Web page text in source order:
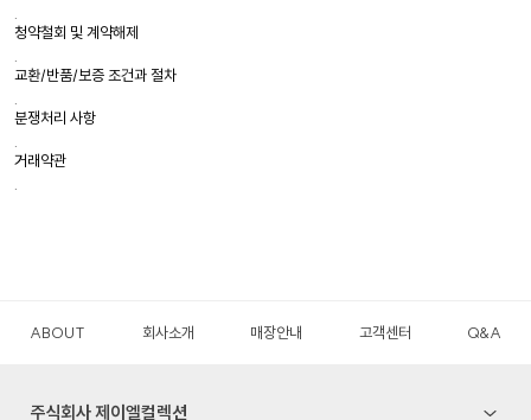
청약철회 및 계약해제
교환/반품/보증 조건과 절차
분쟁처리 사항
거래약관
ABOUT 회사소개 매장안내 고객센터 Q&A
주식회사 제이엘컬렉션